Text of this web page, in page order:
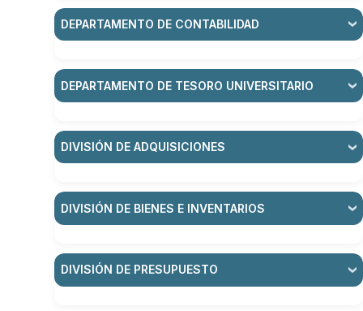
DEPARTAMENTO DE CONTABILIDAD
DEPARTAMENTO DE TESORO UNIVERSITARIO
DIVISIÓN DE ADQUISICIONES
DIVISIÓN DE BIENES E INVENTARIOS
DIVISIÓN DE PRESUPUESTO